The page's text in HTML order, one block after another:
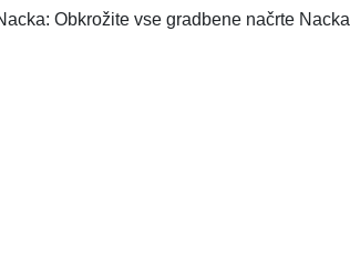
Obkrožite vse gradbene načrte Nacka